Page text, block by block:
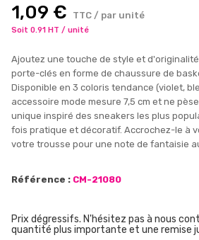
1,09 € TTC / par unité
Soit 0.91 HT / unité
Ajoutez une touche de style et
porte-clés en forme de chaussure de
Disponible en 3 coloris tendance (violet,
accessoire mode mesure 7,5 cm et ne
unique inspiré des sneakers les plus
fois pratique et décoratif. Accrochez-le à
votre trousse pour une note de fantaisie
Référence : CM-21080
Prix dégressifs. N'hésitez pas à nous
quantité plus importante et une remise